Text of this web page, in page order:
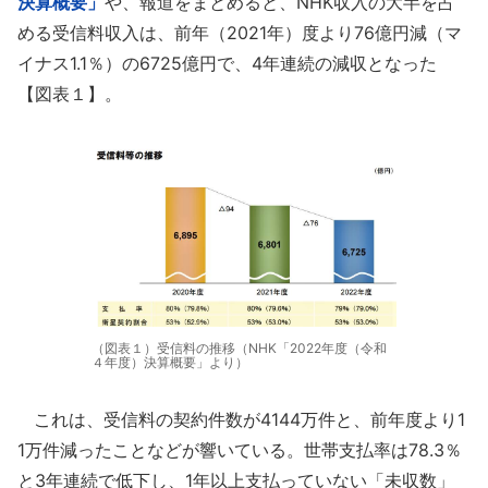
める受信料収入は、前年（2021年）度より76億円減（マ
イナス1.1％）の6725億円で、4年連続の減収となった
【図表１】。
（図表１）受信料の推移（NHK「2022年度（令和
４年度）決算概要」より）
これは、受信料の契約件数が4144万件と、前年度より1
1万件減ったことなどが響いている。世帯支払率は78.3％
と3年連続で低下し、1年以上支払っていない「未収数」